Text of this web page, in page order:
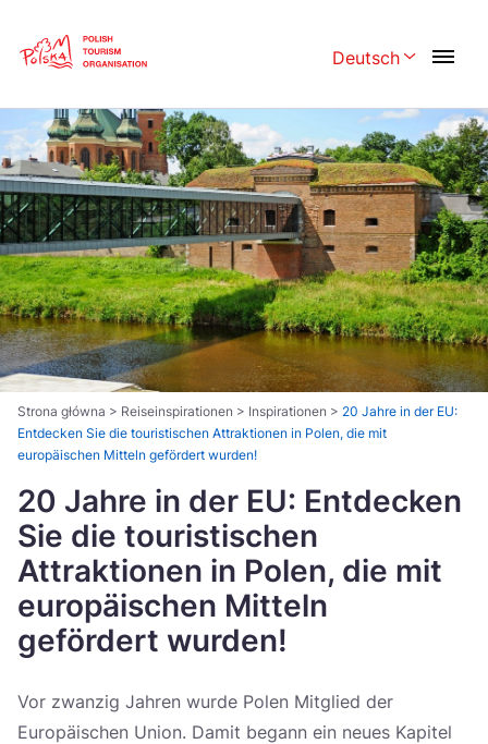
Deutsch
Polski English
Česká 中国
Dansk Deutsch
Español Français
Italiano Magyar
Nederlands 日本語
Português Norsk
Suomi Svenska
Україна
Zamknij
Strona główna > Reiseinspirationen > Inspirationen > 20 Jahre in der EU:
Entdecken Sie die touristischen Attraktionen in Polen, die mit
europäischen Mitteln gefördert wurden!
20 Jahre in der EU: Entdecken
Sie die touristischen
Attraktionen in Polen, die mit
europäischen Mitteln
gefördert wurden!
Vor zwanzig Jahren wurde Polen Mitglied der
Europäischen Union. Damit begann ein neues Kapitel